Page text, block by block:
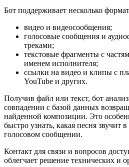
Бот поддерживает несколько
видео и видеосообщения;
голосовые сообщения и
треками;
текстовые фрагменты с
именем исполнителя;
ссылки на видео и клипы с
YouTube и других.
Получив файл или текст, бот
совпадении с базой данных
найденной композиции. Это
быстро узнать, какая песня звучит
голосовом сообщении.
Контакт для связи и вопросов
облегчает решение технических и